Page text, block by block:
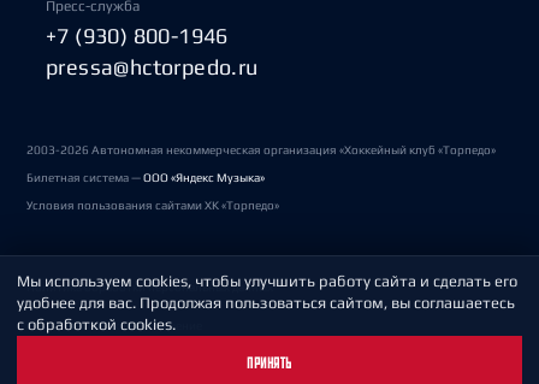
Пресс-служба
+7 (930) 800-1946
pressa@hctorpedo.ru
2003-2026 Автономная некоммерческая организация «Хоккейный клуб «Торпедо»
Билетная система —ООО «Яндекс Музыка»
Условия пользования сайтами ХК «Торпедо»
Политика обработки персональных данных
Пользовательское соглашение
Мы используем cookies, чтобы улучшить работу сайта и сделать его
удобнее для вас. Продолжая пользоваться сайтом, вы соглашаетесь
с обработкой cookies.
ПРИНЯТЬ